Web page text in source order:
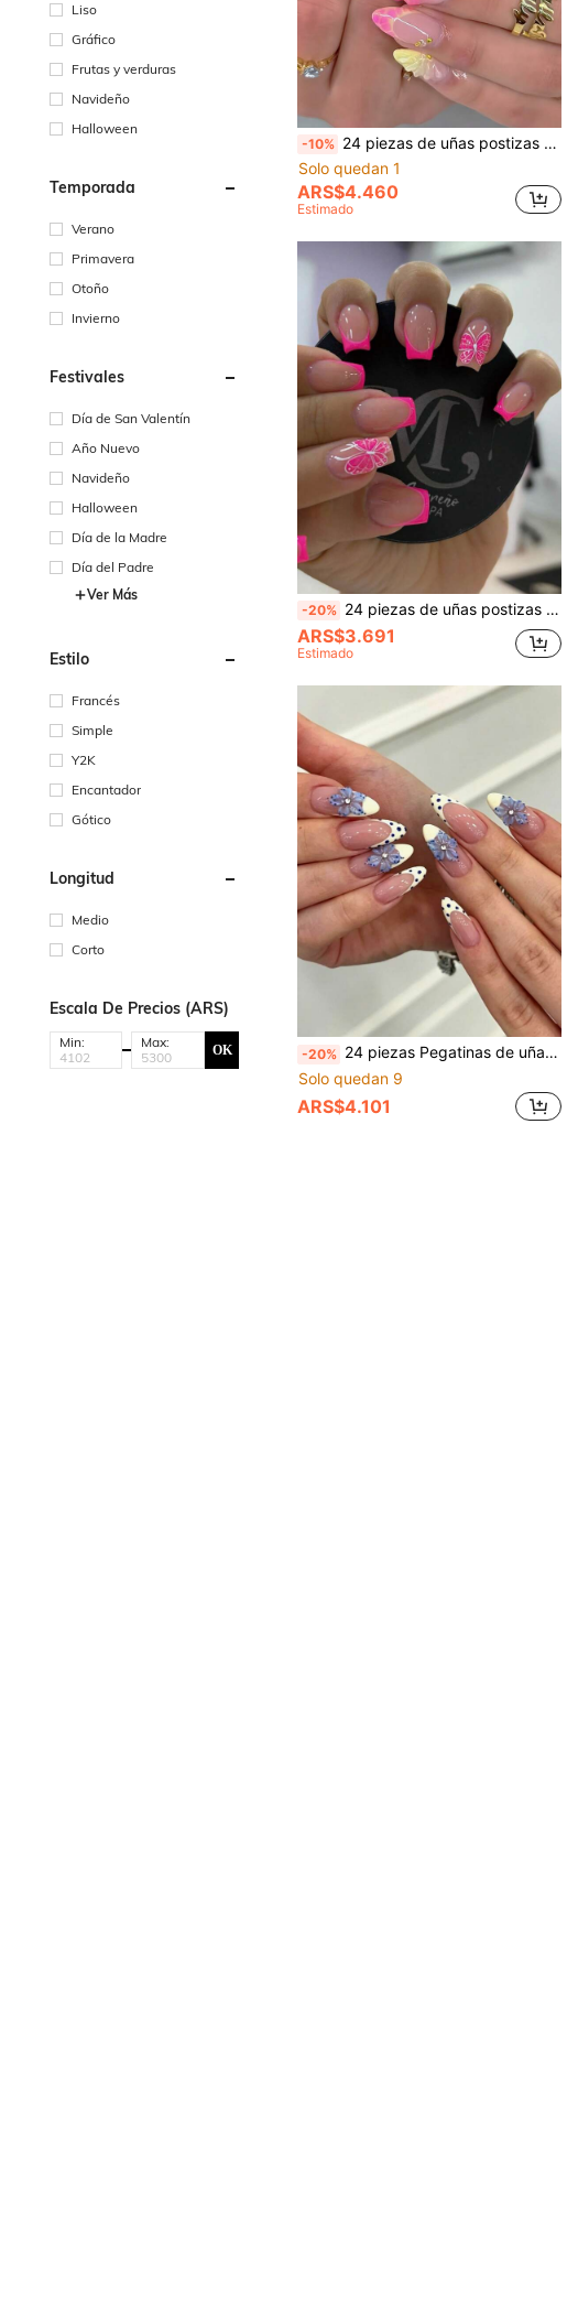
Liso
Gráfico
Frutas y verduras
Navideño
Halloween
Temporada
Verano
Primavera
Otoño
Invierno
Festivales
Día de San Valentín
Año Nuevo
Navideño
Halloween
Día de la Madre
Día del Padre
Ver Más
Estilo
Francés
Simple
Y2K
Encantador
Gótico
Longitud
Medio
Corto
Escala De Precios (ARS)
Min: Max: OK
-10% 24 piezas de uñas postizas con forma de almendra, degradado rosa-amarillo con punta francesa, hibisco 3D y relieve de concha, uñas falsas elegantes y brillantes en tono nude con tachuelas doradas, estilo para mujer
Solo quedan 1
ARS$4.460
Estimado
-20% 24 piezas de uñas postizas cuadradas largas elegantes estilo francés, uñas postizas de cobertura completa rosa nude brillante y brillante - regalo ideal perfecto para mujeres
ARS$3.691
Estimado
-20% 24 piezas Pegatinas de uñas de manicura francesa rosa nude, uñas postizas con forma de almendra con patrón de flor azul 3D y lunares, adecuadas para fiestas y uso diario, pegatinas de uñas acrílicas
Solo quedan 9
ARS$4.101